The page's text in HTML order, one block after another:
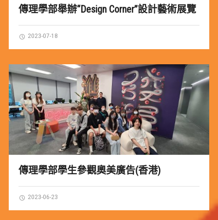
傳理學部舉辦“Design Corner”設計藝術展覽
2023-07-18
傳理學部學生參觀奧美廣告(香港)
2023-06-23